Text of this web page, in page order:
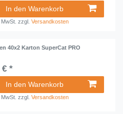
In den Warenkorb
zzgl.Versandkosten
40x2 Karton SuperCat PRO
€ *
In den Warenkorb
zzgl.Versandkosten